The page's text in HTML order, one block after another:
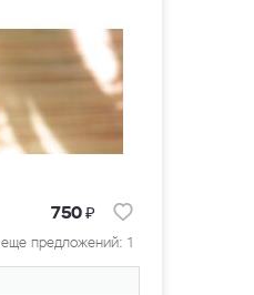
750₽
еще предложений: 1